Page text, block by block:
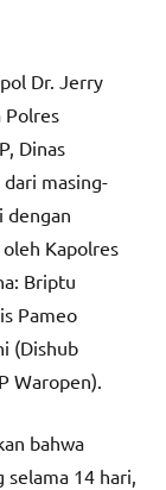
Dr. Jerry
Polres
Dinas
masing-
dengan
Kapolres
Briptu
Pameo
(Dishub
Waropen).
bahwa
selama 14 hari,